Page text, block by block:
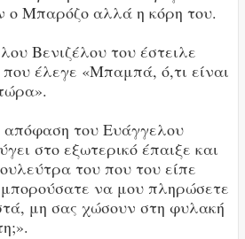
ο Μπαρόζο αλλά η κόρη του.
Βενιζέλου του έστειλε
έλεγε «Μπαμπά, ό,τι είναι
του Ευάγγελου
στο εξωτερικό έπαιξε και
του που του είπε
να μου πληρώσετε
μη σας χώσουν στη φυλακή